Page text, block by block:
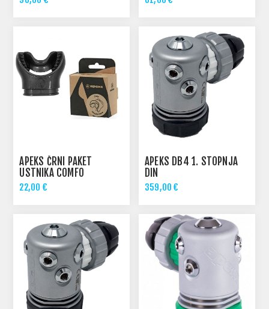
APEKS ČRNI PAKET
USTNIKA COMFO
22,00 €
APEKS DB4 1. STOPNJA
DIN
359,00 €